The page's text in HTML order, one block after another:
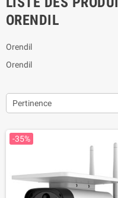
ORENDIL
Orendil
Orendil
Pertinence
-35%